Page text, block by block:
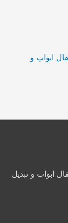
نجار فتح اقفال ابواب و
نجار فتح اقفال ابواب و تبديل